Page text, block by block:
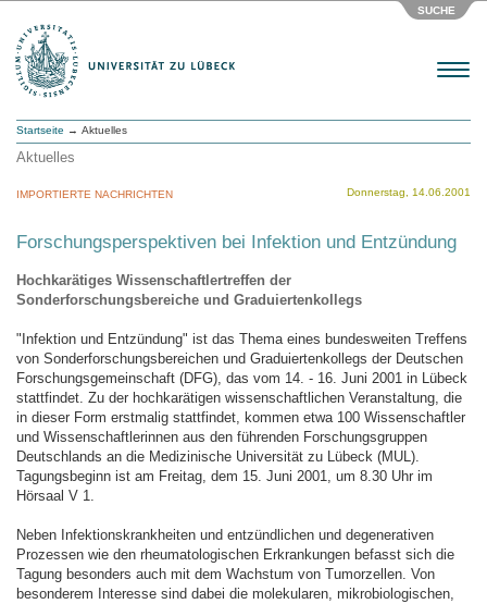
SUCHE
Menu
Startseite → Aktuelles
Aktuelles
Donnerstag, 14.06.2001
IMPORTIERTE NACHRICHTEN
Forschungsperspektiven bei Infektion und Entzündung
Hochkarätiges Wissenschaftlertreffen der
Sonderforschungsbereiche und Graduiertenkollegs
"Infektion und Entzündung" ist das Thema eines bundesweiten Treffens
von Sonderforschungsbereichen und Graduiertenkollegs der Deutschen
Forschungsgemeinschaft (DFG), das vom 14. - 16. Juni 2001 in Lübeck
stattfindet. Zu der hochkarätigen wissenschaftlichen Veranstaltung, die
in dieser Form erstmalig stattfindet, kommen etwa 100 Wissenschaftler
und Wissenschaftlerinnen aus den führenden Forschungsgruppen
Deutschlands an die Medizinische Universität zu Lübeck (MUL).
Tagungsbeginn ist am Freitag, dem 15. Juni 2001, um 8.30 Uhr im
Hörsaal V 1.
Neben Infektionskrankheiten und entzündlichen und degenerativen
Prozessen wie den rheumatologischen Erkrankungen befasst sich die
Tagung besonders auch mit dem Wachstum von Tumorzellen. Von
besonderem Interesse sind dabei die molekularen, mikrobiologischen,